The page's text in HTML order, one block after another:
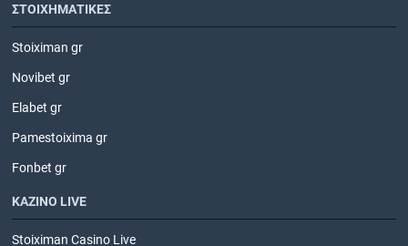
ΣΤΟΙΧΗΜΑΤΙΚΕΣ
Stoiximan gr
Novibet gr
Elabet gr
Pamestoixima gr
Fonbet gr
ΚΑΖΙΝΟ LIVE
Stoiximan Casino Live